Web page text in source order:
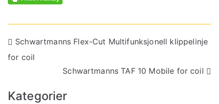
Schwartmanns Flex-Cut Multifunksjonell klippelinje
for coil
Schwartmanns TAF 10 Mobile for coil
Kategorier